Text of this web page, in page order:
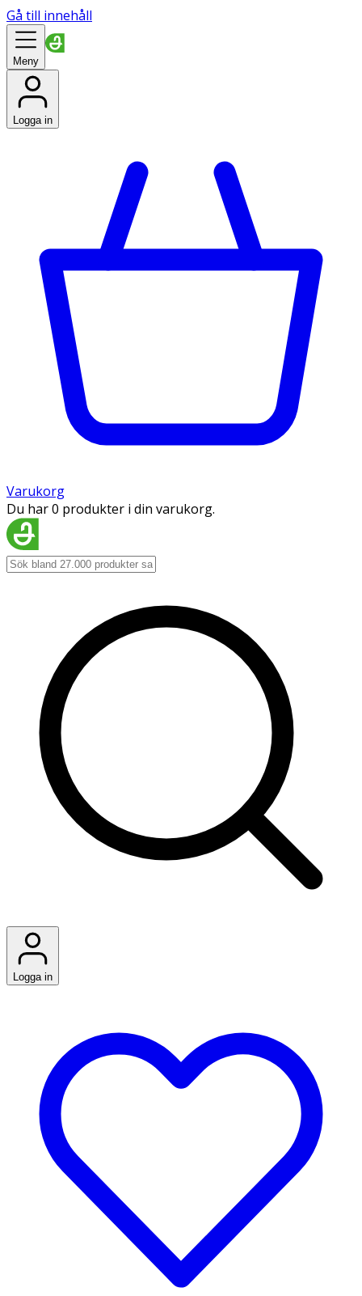
Gå till innehåll
Meny
Logga in
Varukorg
Du har 0 produkter i din varukorg.
Logga in